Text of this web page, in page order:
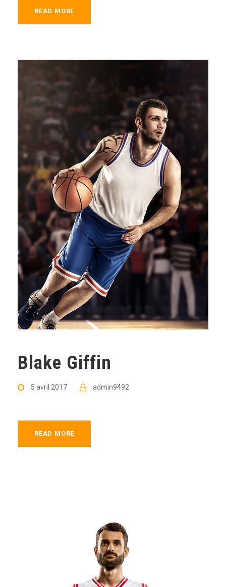
READ MORE
Blake Giffin
5 avril 2017 admin9492
READ MORE